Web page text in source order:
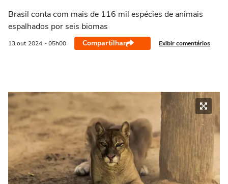
Brasil conta com mais de 116 mil espécies de animais
espalhados por seis biomas
13 out 2024 - 05h00 Compartilhar Exibir comentários